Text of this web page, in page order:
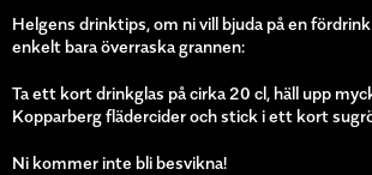
Helgens drinktips, om ni vill bjuda på en
enkelt bara överraska grannen:
Ta ett kort drinkglas på cirka 20 cl, häll upp
Kopparberg flädercider och stick i ett kort
Ni kommer inte bli besvikna!